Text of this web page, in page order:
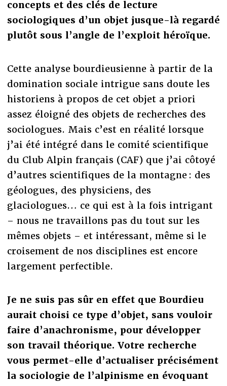
concepts et des clés de lecture
sociologiques d’un objet jusque-là regardé
plutôt sous l’angle de l’exploit héroïque.
Cette analyse bourdieusienne à partir de la
domination sociale intrigue sans doute les
historiens à propos de cet objet a priori
assez éloigné des objets de recherches des
sociologues. Mais c’est en réalité lorsque
j’ai été intégré dans le comité scientifique
du Club Alpin français (CAF) que j’ai côtoyé
d’autres scientifiques de la montagne : des
géologues, des physiciens, des
glaciologues… ce qui est à la fois intrigant
– nous ne travaillons pas du tout sur les
mêmes objets – et intéressant, même si le
croisement de nos disciplines est encore
largement perfectible.
Je ne suis pas sûr en effet que Bourdieu
aurait choisi ce type d’objet, sans vouloir
faire d’anachronisme, pour développer
son travail théorique. Votre recherche
vous permet-elle d’actualiser précisément
la sociologie de l’alpinisme en évoquant